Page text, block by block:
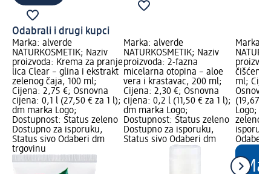
Odabrali i drugi kupci
Marka: alverde
NATURKOSMETIK; Naziv
proizvoda: Krema za pranje
lica Clear – glina i ekstrakt
zelenog čaja, 100 ml;
Cijena: 2,75 €; Osnovna
cijena: 0,1 l (27,50 € za 1 l);
dm marka Logo;
Dostupnost: Status zeleno
Dostupno za isporuku,
Status sivo Odaberi dm
trgovinu
Marka: alverde
NATURKOSMETIK; Naziv
proizvoda: 2-fazna
micelarna otopina – aloe
vera i krastavac, 200 ml;
Cijena: 2,30 €; Osnovna
cijena: 0,2 l (11,50 € za 1 l);
dm marka Logo;
Dostupnost: Status zeleno
Dostupno za isporuku,
Status sivo Odaberi dm
Marka:
čišćenje
ml;
(19,67 €
Logo;
zeleno
Odaberi